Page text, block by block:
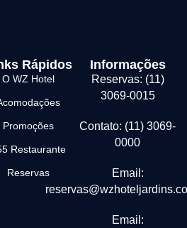
Rápidos
O WZ Hotel
Promoções
Restaurante
Reservas
Informações
Reservas: (11)
3069-0015
Contato: (11) 3069-
0000
Email:
Email: